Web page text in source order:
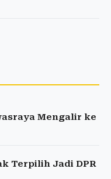
Mengalir ke
Terpilih Jadi DPR